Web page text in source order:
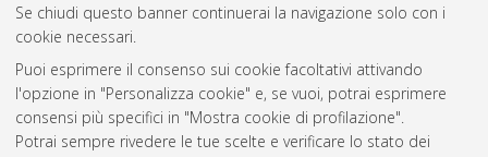
Se chiudi questo banner continuerai la navigazione solo con i
cookie necessari.
Puoi esprimere il consenso sui cookie facoltativi attivando
l'opzione in "Personalizza cookie" e, se vuoi, potrai esprimere
consensi più specifici in "Mostra cookie di profilazione".
Potrai sempre rivedere le tue scelte e verificare lo stato dei
Atom
Rss 1.0
Rss 2.0